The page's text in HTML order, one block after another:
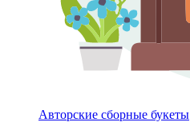
Авторские сборные букеты